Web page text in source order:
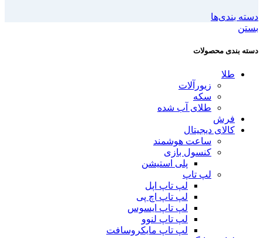
دسته بندی‌ها
بستن
دسته بندی محصولات
طلا
زیورآلات
سکه
طلای آب شده
فرش
کالای دیجیتال
ساعت هوشمند
کنسول بازی
پلی استیشن
لپ تاپ
لپ تاپ اپل
لپ تاپ اچ پی
لپ تاپ ایسوس
لپ تاپ لنوو
لپ تاپ مایکروسافت